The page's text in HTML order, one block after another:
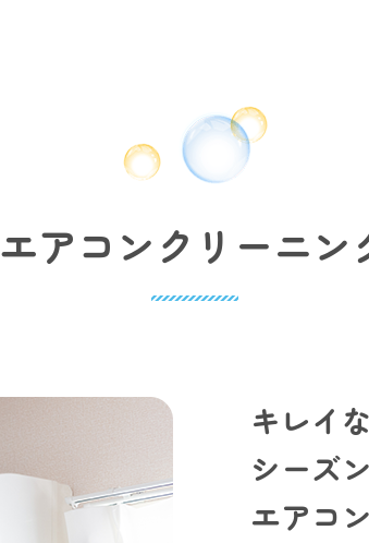
エアコンクリーニン
キレイ
シーズ
エアコ